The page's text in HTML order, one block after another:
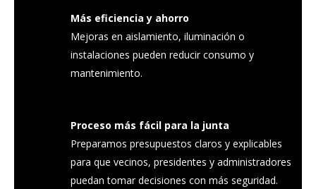
Más eficiencia y ahorro
Mejoras en aislamiento, iluminación o
instalaciones pueden reducir consumo y
mantenimiento.
Proceso más fácil para la junta
Preparamos presupuestos claros y explicables
para que vecinos, presidentes y administradores
puedan tomar decisiones con más seguridad.